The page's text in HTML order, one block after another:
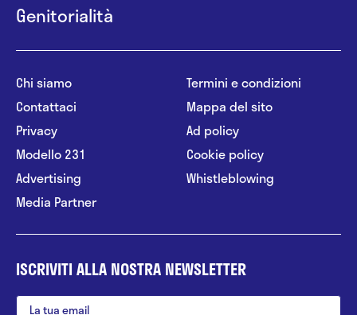
Genitorialità
Chi siamo
Contattaci
Privacy
Modello 231
Advertising
Media Partner
Termini e condizioni
Mappa del sito
Ad policy
Cookie policy
Whistleblowing
ISCRIVITI ALLA NOSTRA NEWSLETTER